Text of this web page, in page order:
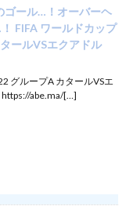
ゴール…！オーバーヘ
FIFA ワールドカップ
ールVSエクアドル
グループA カタールVSエ
abe.ma/[…]